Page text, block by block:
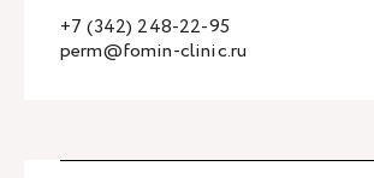
perm@fomin-clinic.ru
+7 (342) 248-22-95